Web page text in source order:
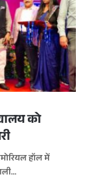
को
हॉल में